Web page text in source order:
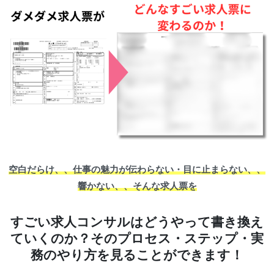
空白だらけ、、仕事の魅力が伝わらない・目に止まらない、、
響かない、、そんな求人票を
すごい求人コンサルはどうやって書き換え
ていくのか？そのプロセス・ステップ・実
務のやり方を見ることができます！